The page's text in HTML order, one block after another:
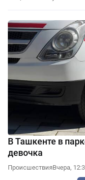
В Ташкенте в
девочка
ПроисшествияВчера,